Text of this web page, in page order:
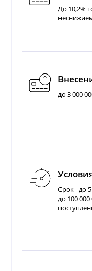
До 10,2%
до 3 000
Срок - до
до 100